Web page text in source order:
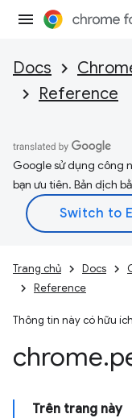
Docs
Reference
Google sử dụng công
bạn ưu tiên. Bản dịch
Trang chủ Docs
Reference
Thông tin này có hữu
chrome.
Trên trang này